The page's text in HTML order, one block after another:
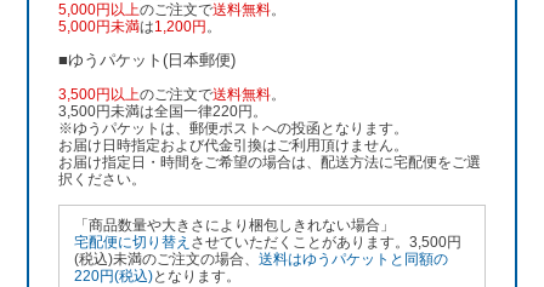
5,000円以上のご注文で送料無料。
5,000円未満は1,200円 。
■ゆうパケット(日本郵便)
3,500円以上のご注文で送料無料。
3,500円未満は全国一律220円。
※ゆうパケットは、郵便ポストへの投函となります。
お届け日時指定および代金引換はご利用頂けません。
お届け指定日・時間をご希望の場合は、配送方法に宅配便をご選
択ください。
「商品数量や大きさにより梱包しきれない場合」
宅配便に切り替え させていただくことがあります。3,500円
(税込)未満のご注文の場合、送料はゆうパケットと同額の
220円(税込)となります。